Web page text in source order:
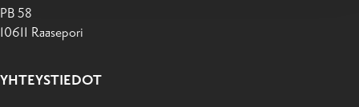
PB 58
10611 Raasepori
YHTEYSTIEDOT